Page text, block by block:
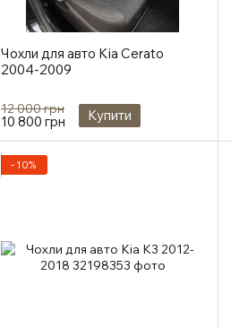
Чохли для авто Kia Cerato
2004-2009
12 000 грн
10 800 грн Купити
−10%